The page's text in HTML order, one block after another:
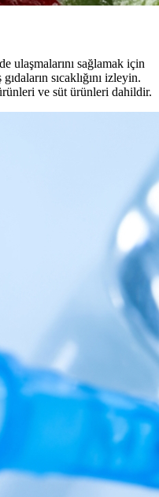
ulaşmalarını sağlamak için
sıcaklığını izleyin.
ve süt ürünleri dahildir.